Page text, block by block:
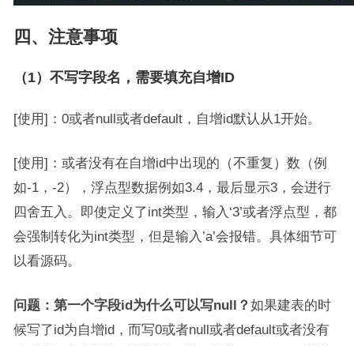
四、注意事项
（1）不写字段名，需要填充自增ID
[使用]：0或者null或者default，自增id默认从1开始。
[使用]：或者没有在自增id中出现的（不重复）数（例
如-1，-2），浮点型数据例如3.4，最后显示3，会进行
四舍五入。即使定义了int类型，输入‘3’或者浮点型，都
会强制转化为int类型，但是输入’a’会报错。具体细节可
以看源码。
问题：第一个字段id为什么可以写null？ 如果建表的时
候写了id为自增id，而写0或者null或者default或者没有